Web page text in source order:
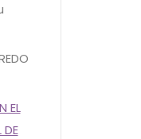
EL